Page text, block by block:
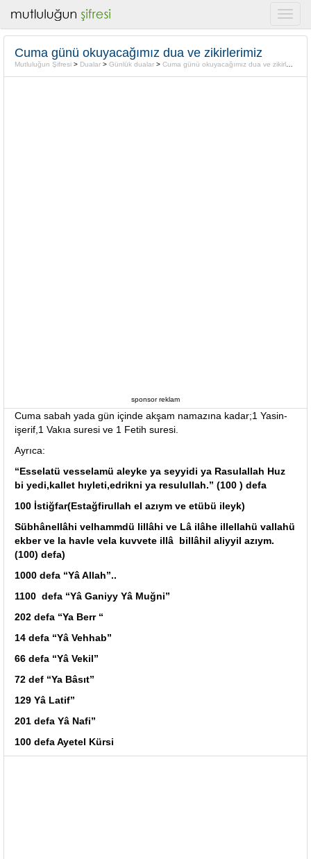
Cuma günü okuyacağımız dua ve zikirlerimiz
Mutluluğun Şifresi > Dualar > Günlük dualar > Cuma günü okuyacağımız dua ve zikirlerimiz
sponsor reklam
Cuma sabah yada gün içinde akşam namazına kadar;1 Yasin-
işerif,1 Vakıa suresi ve 1 Fetih suresi.
Ayrıca:
“Esselatü vesselamü aleyke ya seyyidi ya Rasulallah Huz
bi yedi,kallet hıyleti,edrikni ya resulullah.” (100 ) defa
100 İstiğfar(Estağfirullah el azıym ve etübü ileyk)
Sübhânellâhi velhammdü lillâhi ve Lâ ilâhe illellahü vallahü
ekber ve la havle vela kuvvete illâ billâhil aliyyil azıym.
(100) defa)
1000 defa “Yâ Allah”..
1100 defa “Yâ Ganiyy Yâ Muğni”
202 defa “Ya Berr “
14 defa “Yâ Vehhab”
66 defa “Yâ Vekil”
72 def “Ya Bâsıt”
129 Yâ Latif”
201 defa Yâ Nafi”
100 defa Ayetel Kürsi